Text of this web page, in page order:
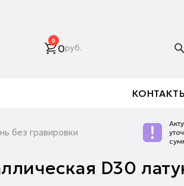
0
0руб.
без гравировки
D30